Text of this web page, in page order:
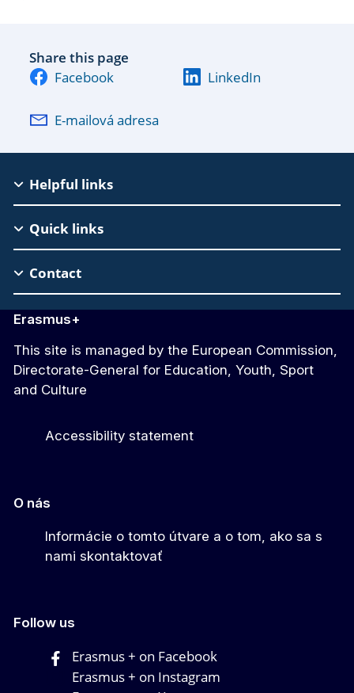
Share this page
Facebook
LinkedIn
E-mailová adresa
EAC
Footer
Helpful links
Quick links
Contact
Erasmus+
This site is managed by the European Commission,
Directorate-General for Education, Youth, Sport
and Culture
Accessibility statement
O nás
Informácie o tomto útvare a o tom, ako sa s
nami skontaktovať
Follow us
Erasmus + on Facebook
Erasmus + on Instagram